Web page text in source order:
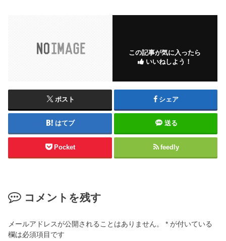
この記事が気に入ったら
いいねしよう！
ポスト シェア
はてブ 送る
Pocket feedly
コメントを残す
メールアドレスが公開されることはありません。 * が付いている
欄は必須項目です